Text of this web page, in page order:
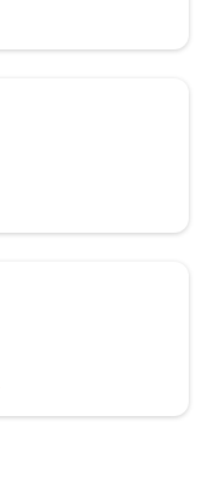
+1